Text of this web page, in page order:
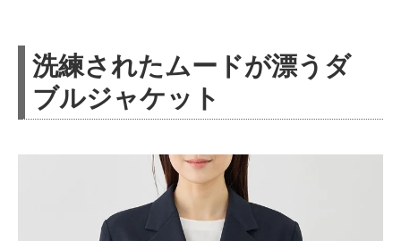
洗練されたムードが漂うダ
ブルジャケット